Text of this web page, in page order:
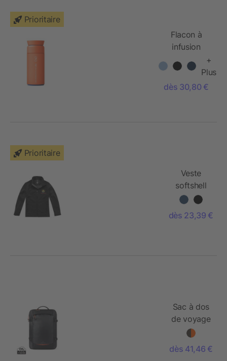
Prioritaire
Flacon à
infusion
Ocean Bottle
de 350 ml
+
Plus
dès 30,80 €
Prioritaire
Veste
softshell
Maxson
dès 23,39 €
Sac à dos
de voyage
25L en
Nordic
dès 41,46 €